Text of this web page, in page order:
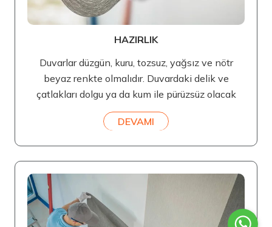
HAZIRLIK
Duvarlar düzgün, kuru, tozsuz, yağsız ve nötr
beyaz renkte olmalıdır. Duvardaki delik ve
çatlakları dolgu ya da kum ile pürüzsüz olacak
DEVAMI